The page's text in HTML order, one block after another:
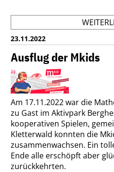
23.11.2022
Ausflug der Mkids
Am 17.11.2022 war die
zu Gast im Aktivpark
kooperativen Spielen,
Kletterwald konnten die
zusammenwachsen. Ein
Ende alle erschöpft aber
zurückkehrten.